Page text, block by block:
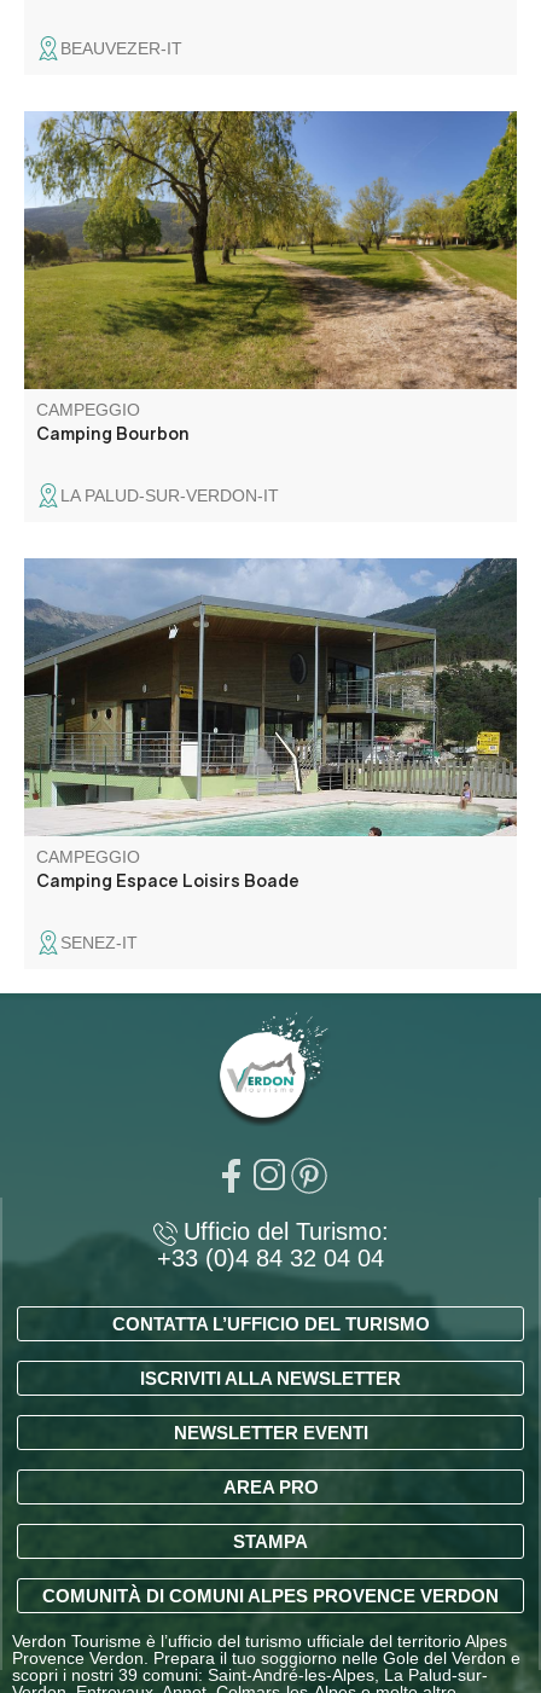
BEAUVEZER-IT
Dal 1978, il campeggio Bourbon dispone di una piazzola a
scelta su un ettaro ombreggiato, in una posizione
tranquilla a 100 m dal centro del paese.
CAMPEGGIO
Camping Bourbon
LA PALUD-SUR-VERDON-IT
Campeggio con piazzole e chalet in affitto, su un'area
dedicata alle attività di moto, trial, cross-country, enduro e
quad.
CAMPEGGIO
Camping Espace Loisirs Boade
SENEZ-IT
Ufficio del Turismo:
+33 (0)4 84 32 04 04
CONTATTA L’UFFICIO DEL TURISMO
ISCRIVITI ALLA NEWSLETTER
NEWSLETTER EVENTI
AREA PRO
STAMPA
COMUNITÀ DI COMUNI ALPES PROVENCE VERDON
Verdon Tourisme è l’ufficio del turismo ufficiale del territorio Alpes
Provence Verdon. Prepara il tuo soggiorno nelle Gole del Verdon e
scopri i nostri 39 comuni: Saint-André-les-Alpes, La Palud-sur-